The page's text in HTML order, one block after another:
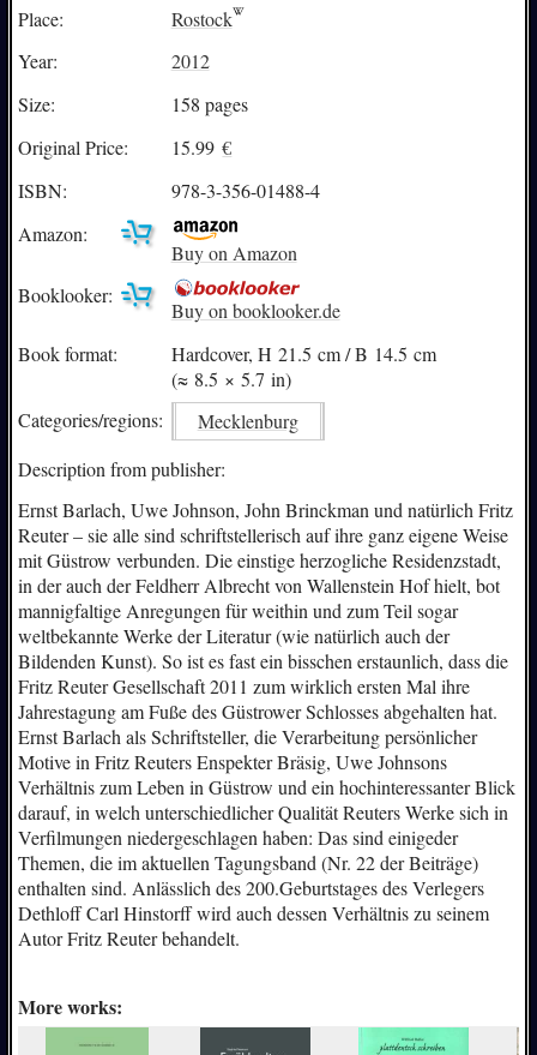
Place:
Rostock
Year:
2012
Size:
158 pages
Original Price:
15.99 €
ISBN:
978-3-356-01488-4
Amazon:
Buy on Amazon
Booklooker:
Buy on booklooker.de
Book format:
Hardcover, H 21.5 cm / B 14.5 cm
(≈ 8.5 × 5.7 in)
Categories/regions:
Mecklenburg
Description from publisher:
Ernst Barlach, Uwe Johnson, John Brinckman und natürlich Fritz
Reuter – sie alle sind schriftstellerisch auf ihre ganz eigene Weise
mit Güstrow verbunden. Die einstige herzogliche Residenzstadt,
in der auch der Feldherr Albrecht von Wallenstein Hof hielt, bot
mannigfaltige Anregungen für weithin und zum Teil sogar
weltbekannte Werke der Literatur (wie natürlich auch der
Bildenden Kunst). So ist es fast ein bisschen erstaunlich, dass die
Fritz Reuter Gesellschaft 2011 zum wirklich ersten Mal ihre
Jahrestagung am Fuße des Güstrower Schlosses abgehalten hat.
Ernst Barlach als Schriftsteller, die Verarbeitung persönlicher
Motive in Fritz Reuters Enspekter Bräsig, Uwe Johnsons
Verhältnis zum Leben in Güstrow und ein hochinteressanter Blick
darauf, in welch unterschiedlicher Qualität Reuters Werke sich in
Verfilmungen niedergeschlagen haben: Das sind einigeder
Themen, die im aktuellen Tagungsband (Nr. 22 der Beiträge)
enthalten sind. Anlässlich des 200.Geburtstages des Verlegers
Dethloff Carl Hinstorff wird auch dessen Verhältnis zu seinem
Autor Fritz Reuter behandelt.
More works: